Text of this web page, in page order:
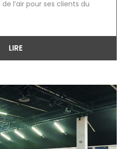
l’air pour ses clients du
LIRE